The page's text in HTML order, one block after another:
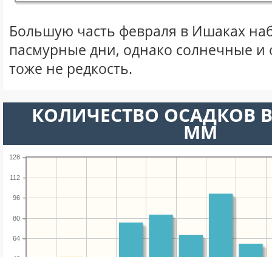
Большую часть февраля в Ишаках
пасмурные дни, однако солнечные
тоже не редкость.
КОЛИЧЕСТВО ОСАДКОВ
ММ
64
80
96
112
128